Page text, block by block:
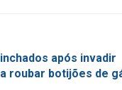
após invadir
roubar botijões de